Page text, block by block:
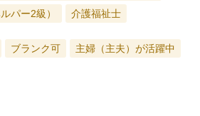
パー2級）
介護福祉士
ブランク可 主婦（主夫）が活躍中